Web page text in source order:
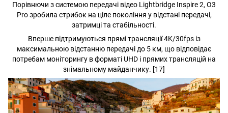
Порівнючи з системою передачі відео Lightbridge Inspire 2, O3
Pro зробила стрибок на ціле покоління у відстані передачі,
затримці та стабільності.
Вперше підтримуються прямі трансляції 4K/30fps із
максимальною відстанню передачі до 5 км, що відповідає
потребам моніторингу в форматі UHD і прямих трансляцій на
знімальному майданчику. [17]